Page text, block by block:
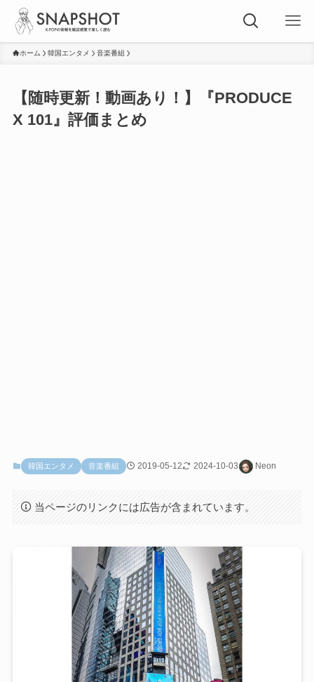
ホーム 韓国エンタメ 音楽番組
【随時更新！動画あり！】『PRODUCE
X 101』評価まとめ
韓国エンタメ 音楽番組 2019-05-12 2024-10-03 Neon
当ページのリンクには広告が含まれています。